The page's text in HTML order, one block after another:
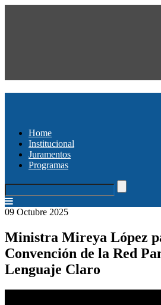
Home
Institucional
Juramentos
Programas
09 Octubre 2025
Ministra Mireya López
Convención de la Red
Lenguaje Claro